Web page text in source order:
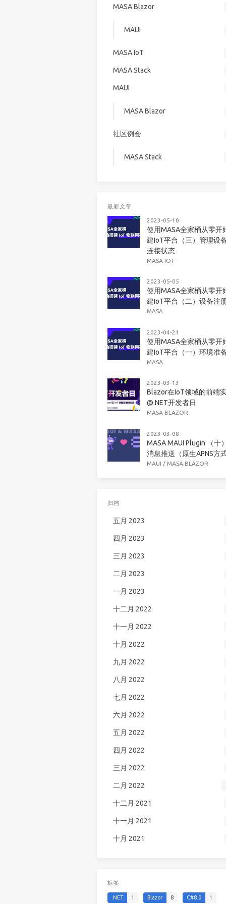
MASA Blazor
MAUI
MASA IoT
MASA Stack
MAUI
MASA Blazor
社区例会
MASA Stack
最新文章
2023-05-10
使用MASA全家桶从零开
建IoT平台（三）管理设
连接状态
MASA IOT
2023-05-05
使用MASA全家桶从零开
建IoT平台（二）设备注
MASA
2023-04-21
使用MASA全家桶从零开
建IoT平台（一）环境准
MASA
2023-03-13
Blazor在IoT领域的前端
@.NET开发者日
MASA BLAZOR
2023-03-08
MASA MAUI Plugin （十
消息推送（原生APNS方式
MAUI / MASA BLAZOR
归档
五月 2023
四月 2023
三月 2023
二月 2023
一月 2023
十二月 2022
十一月 2022
十月 2022
九月 2022
八月 2022
七月 2022
六月 2022
五月 2022
四月 2022
三月 2022
二月 2022
十二月 2021
十一月 2021
十月 2021
标签
.NET 1 Blazor 8 C#8.0 1